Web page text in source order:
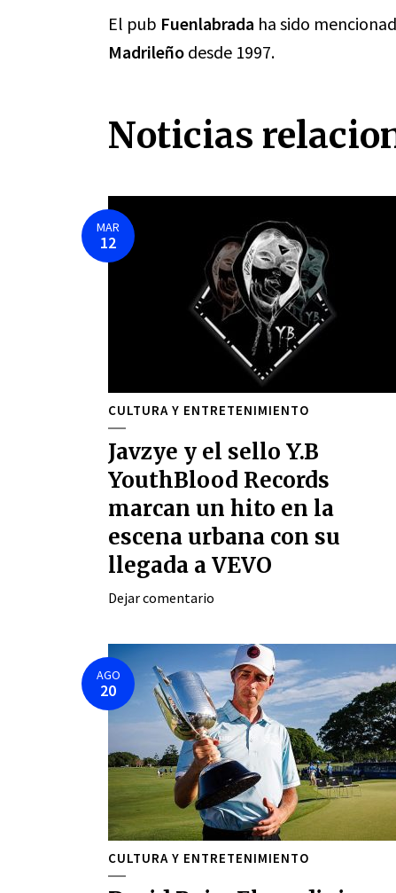
El pub Fuenlabrada ha sido
Madrileño desde 1997.
Noticias
MAR
12
CULTURA Y ENTRETENIMIENTO
Javzye y el sello Y.B
YouthBlood Records
marcan un hito en la
escena urbana con su
llegada a VEVO
Dejar comentario
AGO
20
CULTURA Y ENTRETENIMIENTO